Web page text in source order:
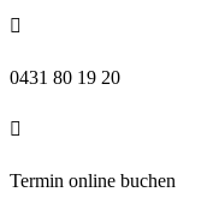

0431 80 19 20

Termin online buchen